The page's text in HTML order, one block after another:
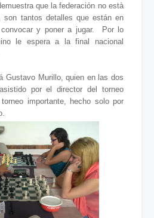
que la federación no està
son tantos detalles que están en
y poner a jugar. Por lo
le espera a la final nacional
Gustavo Murillo, quien en las dos
por el director del torneo
importante, hecho solo por